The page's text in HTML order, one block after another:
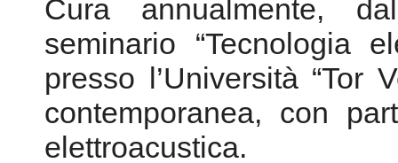
Cura annualmente,
seminario “Tecnologia
presso l’Università “Tor
contemporanea, con
elettroacustica.